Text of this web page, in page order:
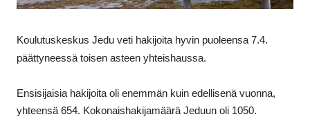
Koulutuskeskus Jedu veti hakijoita hyvin puoleensa 7.4.
päättyneessä toisen asteen yhteishaussa.
Ensisijaisia hakijoita oli enemmän kuin edellisenä vuonna,
yhteensä 654. Kokonaishakijamäärä Jeduun oli 1050.